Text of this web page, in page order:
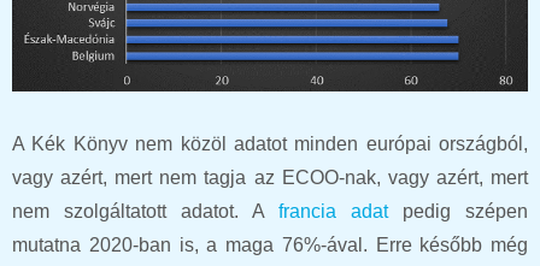
A Kék Könyv nem közöl adatot minden európai országból,
vagy azért, mert nem tagja az ECOO-nak, vagy azért, mert
nem szolgáltatott adatot. A francia adatpedig szépen
mutatna 2020-ban is, a maga 76%-ával. Erre később még